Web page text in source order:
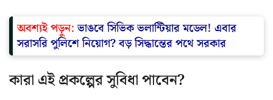
অবশ্যই পড়ুন:ভাঙবে সিভিক ভলান্টিয়ার মডেল! এবার
সরাসরি পুলিশে নিয়োগ? বড় সিদ্ধান্তের পথে সরকার
কারা এই প্রকল্পের সুবিধা পাবেন?